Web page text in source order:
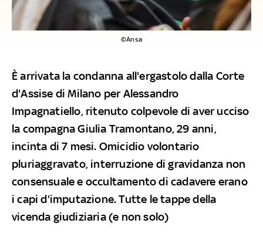
©Ansa
È arrivata la condanna all'ergastolo dalla Corte
d'Assise di Milano per Alessandro
Impagnatiello, ritenuto colpevole di aver ucciso
la compagna Giulia Tramontano, 29 anni,
incinta di 7 mesi. Omicidio volontario
pluriaggravato, interruzione di gravidanza non
consensuale e occultamento di cadavere erano
i capi d'imputazione. Tutte le tappe della
vicenda giudiziaria (e non solo)